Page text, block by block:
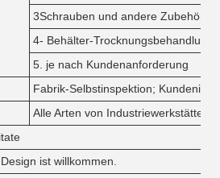
3Schrauben und andere
4- Behälter-Trocknungsbehandlung.
5. je nach Kundenanforderung
Fabrik-Selbstinspektion;
Alle Arten von Industriewerkstätten,
ist willkommen.